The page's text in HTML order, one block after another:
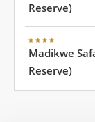
Reserve)
Madikwe
Reserve)